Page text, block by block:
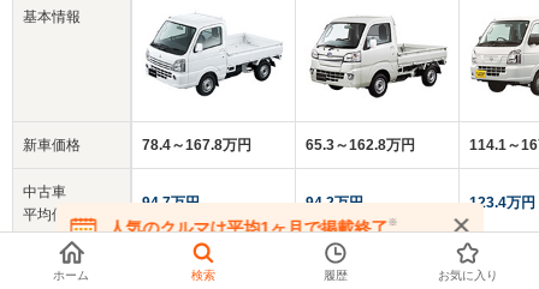
基本情報
新車価格
中古車
平均価格
クチコミ
総合評価
78.4～167.8万円
94.7万円
65.3～162.8万円
94.2万円
114.1～
123.4万円
-
人気のクルマは平均1ヶ月で掲載終了※
在庫が無くなる前にお問い合わせください
ホーム 検索 履歴 お気に入り